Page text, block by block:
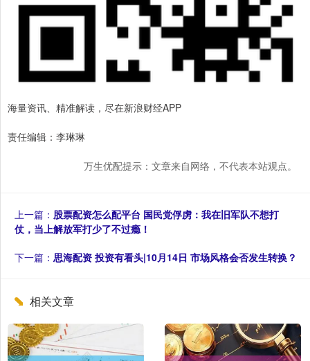
海量资讯、精准解读，尽在新浪财经APP
责任编辑：李琳琳
万生优配提示：文章来自网络，不代表本站观点。
上一篇： 股票配资怎么配平台 国民党俘虏：我在旧军队不想打
仗，当上解放军打少了不过瘾！
下一篇： 思海配资 投资有看头|10月14日 市场风格会否发生转换？
相关文章